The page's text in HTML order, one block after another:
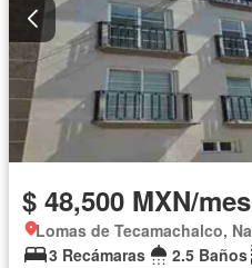
$ 48,500 MXN/mes
3 Recámaras
2.5 Baños